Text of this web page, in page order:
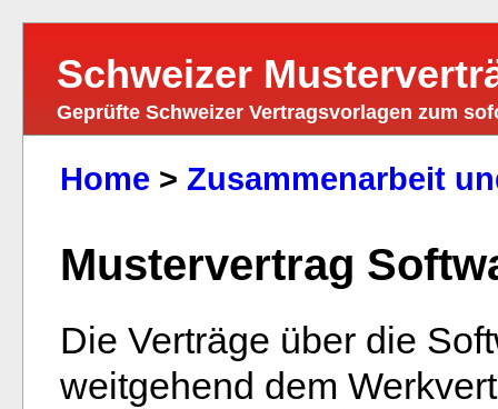
Schweizer
Geprüfte Schweizer Vertragsvorlagen zum
Home > Zusammenarbeit
Mustervertrag
Die Verträge über die
weitgehend dem